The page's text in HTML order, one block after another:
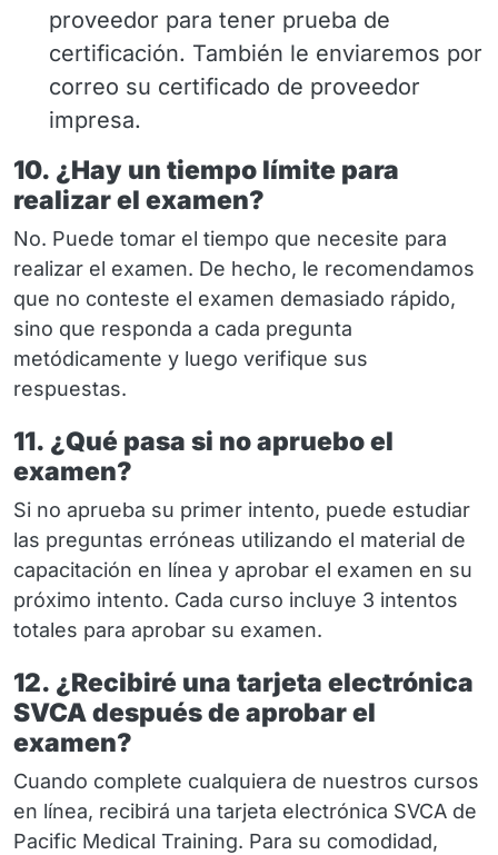
proveedor para tener prueba de
certificación. También le enviaremos por
correo su certificado de proveedor
impresa.
10. ¿Hay un tiempo límite para
realizar el examen?
No. Puede tomar el tiempo que necesite para
realizar el examen. De hecho, le recomendamos
que no conteste el examen demasiado rápido,
sino que responda a cada pregunta
metódicamente y luego verifique sus
respuestas.
11. ¿Qué pasa si no apruebo el
examen?
Si no aprueba su primer intento, puede estudiar
las preguntas erróneas utilizando el material de
capacitación en línea y aprobar el examen en su
próximo intento. Cada curso incluye 3 intentos
totales para aprobar su examen.
12. ¿Recibiré una tarjeta electrónica
SVCA después de aprobar el
examen?
Cuando complete cualquiera de nuestros cursos
en línea, recibirá una tarjeta electrónica SVCA de
Pacific Medical Training. Para su comodidad,